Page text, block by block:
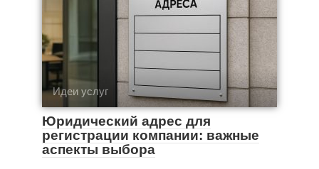
Идеи услуг
Юридический адрес для
регистрации компании: важные
аспекты выбора